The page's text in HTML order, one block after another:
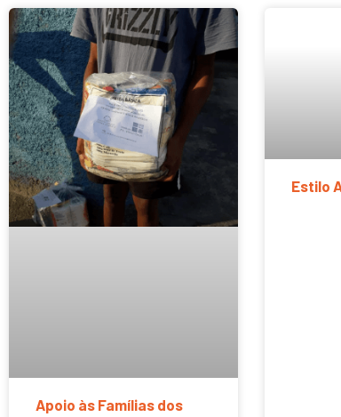
Apoio às Famílias dos
Estilo